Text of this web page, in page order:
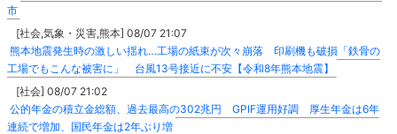
市
[社会,気象・災害,熊本] 08/07 21:07
熊本地震発生時の激しい揺れ…工場の紙束が次々崩落 印刷機も破損「鉄骨の
工場でもこんな被害に」 台風13号接近に不安【令和8年熊本地震】
[社会] 08/07 21:02
公的年金の積立金総額、過去最高の302兆円 GPIF運用好調 厚生年金は6年
連続で増加、国民年金は2年ぶり増